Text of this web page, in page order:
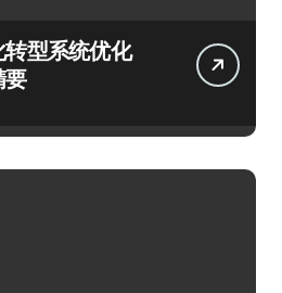
型系统优化
要